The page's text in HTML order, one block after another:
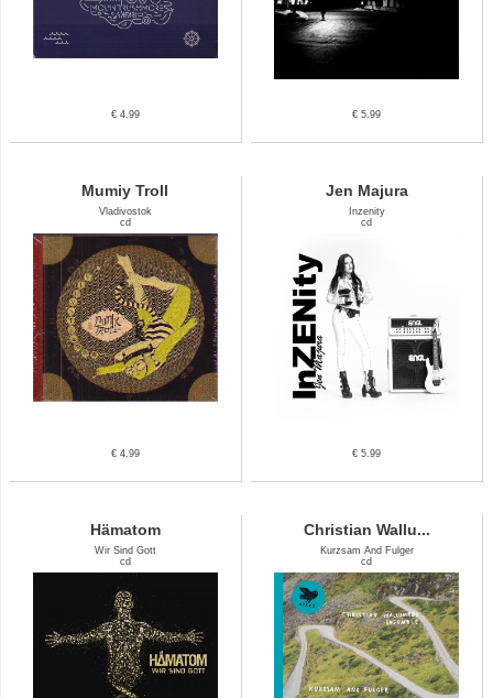
€ 4.99 € 5.99
Mumiy Troll
Vladivostok
cd
€ 4.99
Jen Majura
Inzenity
cd
€ 5.99
Hämatom
Wir Sind Gott
cd
Christian Wallu...
Kurzsam And Fulger
cd